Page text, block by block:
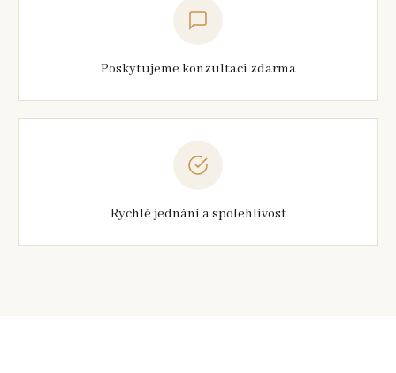
Poskytujeme konzultaci zdarma
Rychlé jednání a spolehlivost